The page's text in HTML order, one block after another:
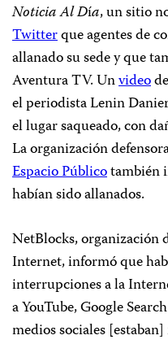
Noticia Al Día, un sitio
Twitterque agentes de
allanado su sede y que
Aventura TV. Unvideo
el periodista Lenin
el lugar saqueado, con
La organización
Espacio Públicotambién
habían sido allanados.
NetBlocks, organización
Internet, informó que
interrupciones a la
a YouTube, Google
medios sociales